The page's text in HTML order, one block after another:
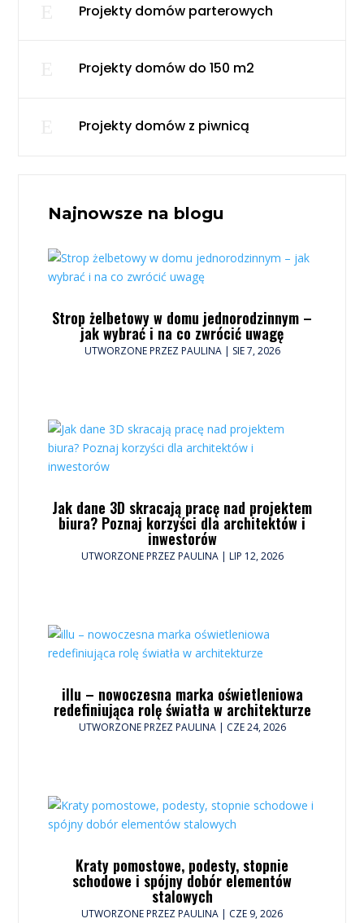
Projekty domów parterowych
Projekty domów do 150 m2
Projekty domów z piwnicą
Najnowsze na blogu
Strop żelbetowy w domu jednorodzinnym –
jak wybrać i na co zwrócić uwagę
UTWORZONE PRZEZPAULINA| SIE 7, 2026
Jak dane 3D skracają pracę nad projektem
biura? Poznaj korzyści dla architektów i
inwestorów
UTWORZONE PRZEZPAULINA| LIP 12, 2026
illu – nowoczesna marka oświetleniowa
redefiniująca rolę światła w architekturze
UTWORZONE PRZEZPAULINA| CZE 24, 2026
Kraty pomostowe, podesty, stopnie
schodowe i spójny dobór elementów
stalowych
UTWORZONE PRZEZPAULINA | CZE 9, 2026